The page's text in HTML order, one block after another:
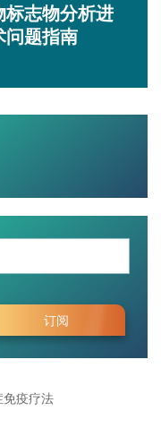
志物分析进
问题指南
疫疗法